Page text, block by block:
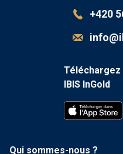
+420
Téléchargez
IBIS InGold
Qui sommes-nous ?